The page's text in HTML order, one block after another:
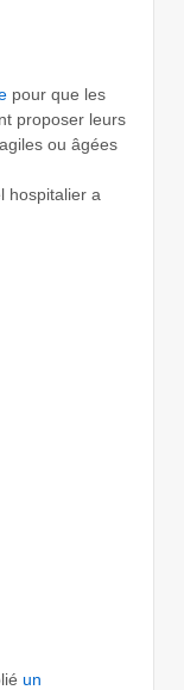
pour que les
proposer leurs
ou âgées
hospitalier a
un